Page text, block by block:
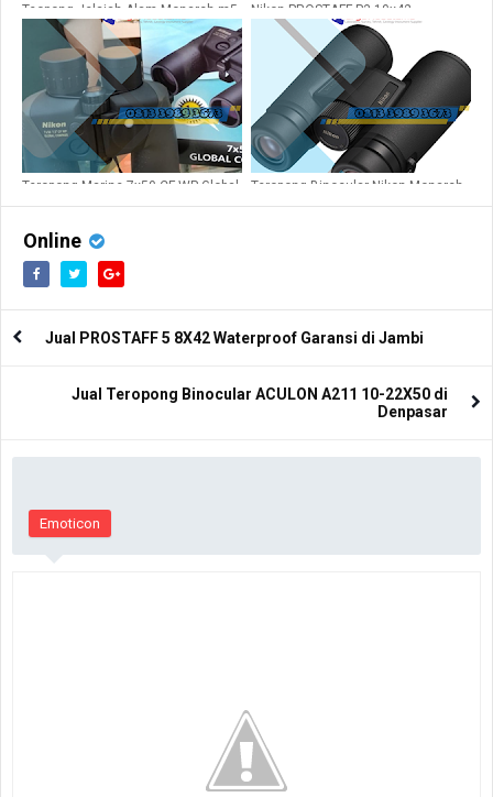
Teopong Jelajah Alam Monarch m5
10x42
Nikon PROSTAFF P3 10x42
Binoculars
Teropong Marine 7x50 CF WP Global
Teropong Binocular Nikon Monarch
Online
Jual PROSTAFF 5 8X42 Waterproof Garansi di Jambi
Jual Teropong Binocular ACULON A211 10-22X50 di
Denpasar
Emoticon